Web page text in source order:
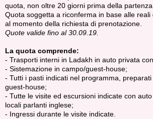
quota, non oltre 20 giorni prima della partenza.
Quota soggetta a riconferma in base alle reali
al momento della richiesta di prenotazione.
Quote valide fino al 30.09.19.
La quota comprende:
- Trasporti interni in Ladakh in auto privata
- Sistemazione in campo/guest-house;
- Tutti i pasti indicati nel programma,
guest-house;
- Tutte le visite ed escursioni indicate con
locali parlanti inglese;
- Ingressi durante le visite indicate.